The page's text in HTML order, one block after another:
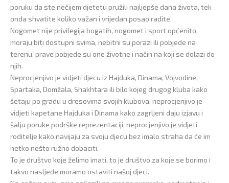
poruku da ste nečijem djetetu pružili najljepše dana života, tek
onda shvatite koliko važan i vrijedan posao radite.
Nogomet nije privilegija bogatih, nogomet i sport općenito,
moraju biti dostupni svima, nebitni su porazi ili pobjede na
terenu, prave pobjede su one životne i način na koji se dolazi do
njih.
Neprocjenjivo je vidjeti djecu iz Hajduka, Dinama, Vojvodine,
Spartaka, Domžala, Shakhtara ili bilo kojeg drugog kluba kako
šetaju po gradu u dresovima svojih klubova, neprocjenjivo je
vidjeti kapetane Hajduka i Dinama kako zagrljeni daju izjavu i
šalju poruke podrške reprezentaciji, neprocjenjivo je vidjeti
roditelje kako navijaju za svoju djecu bez imalo straha da će im
netko nešto ružno dobaciti.
To je društvo koje želimo imati, to je društvo za koje se borimo i
takvo nasljeđe moramo ostaviti našoj djeci.